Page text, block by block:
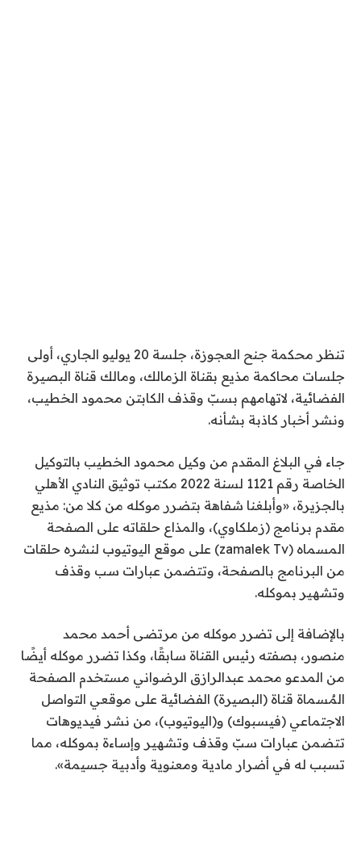
تنظر محكمة جنح العجوزة، جلسة 20 يوليو الجاري، أولى
جلسات محاكمة مذيع بقناة الزمالك، ومالك قناة البصيرة
الفضائية، لاتهامهم بسبّ وقذف الكابتن محمود الخطيب،
ونشر أخبار كاذبة بشأنه.
جاء في البلاغ المقدم من وكيل محمود الخطيب بالتوكيل
الخاصة رقم 1121 لسنة 2022 مكتب توثيق النادي الأهلي
بالجزيرة، «وأبلغنا شفاهة بتضرر موكله من كلا من: مذيع
مقدم برنامج (زملكاوي)، والمذاع حلقاته على الصفحة
المسماه (zamalek Tv) على موقع اليوتيوب لنشره حلقات
من البرنامج بالصفحة، وتتضمن عبارات سب وقذف
وتشهير بموكله.
بالإضافة إلى تضرر موكله من مرتضى أحمد محمد
منصور، بصفته رئيس القناة سابقًا، وكذا تضرر موكله أيضًا
من المدعو محمد عبدالرازق الرضواني مستخدم الصفحة
المٌسماة قناة (البصيرة) الفضائية على موقعي التواصل
الاجتماعي (فيسبوك) و(اليوتيوب)، من نشر فيديوهات
تتضمن عبارات سبّ وقذف وتشهير وإساءة بموكله، مما
تسبب له في أضرار مادية ومعنوية وأدبية جسيمة».